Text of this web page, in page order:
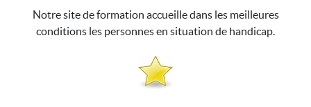
Notre site de formation accueille dans les meilleures
conditions les personnes en situation de handicap.